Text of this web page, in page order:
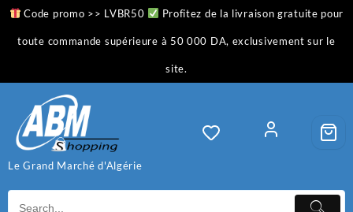
Skip
content
Code promo >> LVBR50 Profitez de la livraison gratuite pour
toute commande supérieure à 50 000 DA, exclusivement sur le
site.
Le Grand Marché d'Algérie